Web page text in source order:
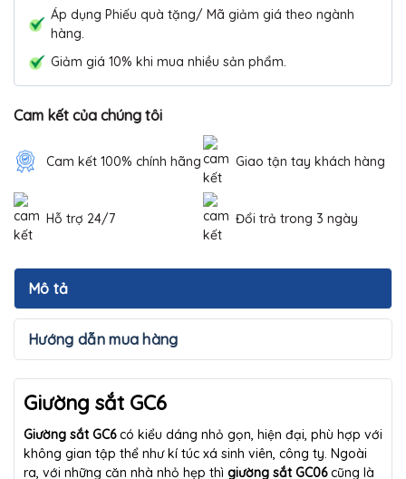
Áp dụng Phiếu quà tặng/ Mã giảm giá theo ngành
hàng.
Giảm giá 10% khi mua nhiều sản phẩm.
Cam kết của chúng tôi
Cam kết 100% chính hãng Giao tận tay khách hàng
Hỗ trợ 24/7 Đổi trả trong 3 ngày
Mô tả
Hướng dẫn mua hàng
Giường sắt GC6
Giường sắt GC6có kiểu dáng nhỏ gọn, hiện đại, phù hợp với
không gian tập thể như kí túc xá sinh viên, công ty. Ngoài
ra, với những căn nhà nhỏ hẹp thì giường sắt GC06cũng là